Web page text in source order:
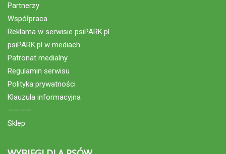
Partnerzy
Współpraca
Reklama w serwisie psiPARK.pl
psiPARK.pl w mediach
Patronat medialny
Regulamin serwisu
Polityka prywatności
Klauzula informacyjna
————
Sklep